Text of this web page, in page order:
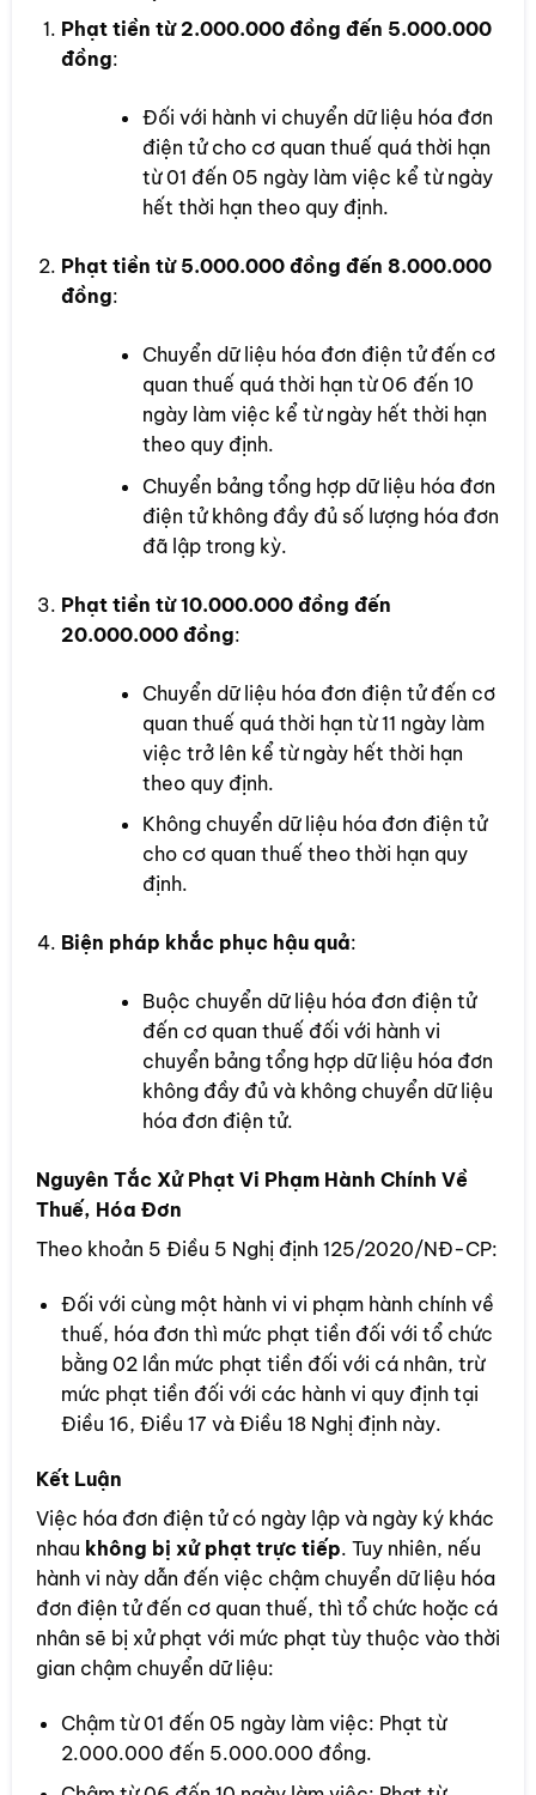
Phạt tiền từ 2.000.000 đồng đến 5.000.000
đồng:
Đối với hành vi chuyển dữ liệu hóa đơn
điện tử cho cơ quan thuế quá thời hạn
từ 01 đến 05 ngày làm việc kể từ ngày
hết thời hạn theo quy định.
Phạt tiền từ 5.000.000 đồng đến 8.000.000
đồng:
Chuyển dữ liệu hóa đơn điện tử đến cơ
quan thuế quá thời hạn từ 06 đến 10
ngày làm việc kể từ ngày hết thời hạn
theo quy định.
Chuyển bảng tổng hợp dữ liệu hóa đơn
điện tử không đầy đủ số lượng hóa đơn
đã lập trong kỳ.
Phạt tiền từ 10.000.000 đồng đến
20.000.000 đồng:
Chuyển dữ liệu hóa đơn điện tử đến cơ
quan thuế quá thời hạn từ 11 ngày làm
việc trở lên kể từ ngày hết thời hạn
theo quy định.
Không chuyển dữ liệu hóa đơn điện tử
cho cơ quan thuế theo thời hạn quy
định.
Biện pháp khắc phục hậu quả:
Buộc chuyển dữ liệu hóa đơn điện tử
đến cơ quan thuế đối với hành vi
chuyển bảng tổng hợp dữ liệu hóa đơn
không đầy đủ và không chuyển dữ liệu
hóa đơn điện tử.
Nguyên Tắc Xử Phạt Vi Phạm Hành Chính Về
Thuế, Hóa Đơn
Theo khoản 5 Điều 5 Nghị định 125/2020/NĐ-CP:
Đối với cùng một hành vi vi phạm hành chính về
thuế, hóa đơn thì mức phạt tiền đối với tổ chức
bằng 02 lần mức phạt tiền đối với cá nhân, trừ
mức phạt tiền đối với các hành vi quy định tại
Điều 16, Điều 17 và Điều 18 Nghị định này.
Kết Luận
Việc hóa đơn điện tử có ngày lập và ngày ký khác
nhau không bị xử phạt trực tiếp. Tuy nhiên, nếu
hành vi này dẫn đến việc chậm chuyển dữ liệu hóa
đơn điện tử đến cơ quan thuế, thì tổ chức hoặc cá
nhân sẽ bị xử phạt với mức phạt tùy thuộc vào thời
gian chậm chuyển dữ liệu:
Chậm từ 01 đến 05 ngày làm việc: Phạt từ
2.000.000 đến 5.000.000 đồng.